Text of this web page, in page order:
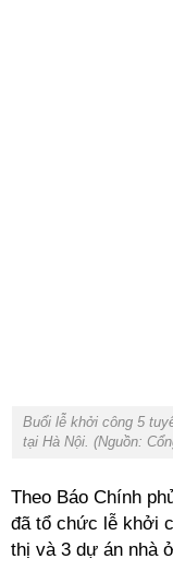
Buổi lễ khởi công 5
tại Hà Nội. (Nguồn:
Theo Báo Chính
đã tổ chức lễ khởi
thị và 3 dự án nhà